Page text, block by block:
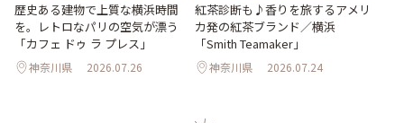
歴史ある建物で上質な横浜時間
を。レトロなパリの空気が漂う
「カフェ ドゥ ラ プレス」
神奈川県 2026.07.26
紅茶診断も♪香りを旅するアメリ
カ発の紅茶ブランド／横浜
「Smith Teamaker」
神奈川県 2026.07.24